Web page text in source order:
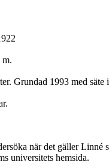
m.
Grundad 1993 med
när det gäller Linné
universitets hemsida.